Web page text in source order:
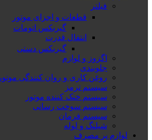
فیلتر
قطعات و اجزای موتور
گیربکس اتومات
انتقال قدرت
گیربکس دستی
اگزوز و لوازم
جلوبندی
روغن کاری و روان کنندگی موتور
سیستم ترمز
سیستم خنک کننده موتور
سیستم سوخت رسانی
سیستم فرمان
شیلنگ و لوله
لوازم پر مصرف